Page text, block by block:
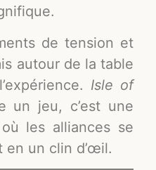
de tension et
autour de la table
Isle of
un jeu, c’est une
les alliances se
en un clin d’œil.